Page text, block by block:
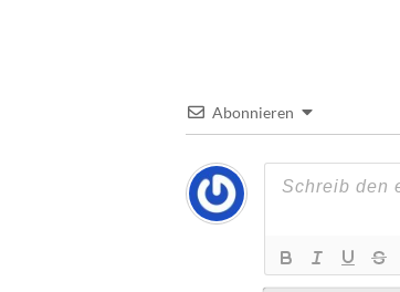
Abonnieren